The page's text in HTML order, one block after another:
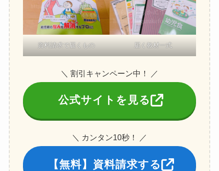
資料請求で届くもの 届く教材一式
＼ 割引キャンペーン中！ ／
公式サイトを見る
＼ カンタン10秒！ ／
【無料】資料請求する